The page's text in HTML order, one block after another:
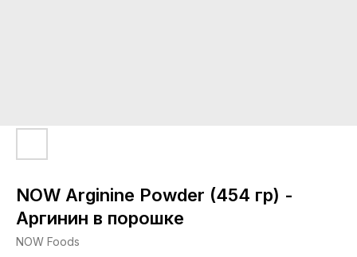
NOW Arginine Powder (454 гр) -
Аргинин в порошке
NOW Foods